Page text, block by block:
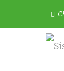
Passa